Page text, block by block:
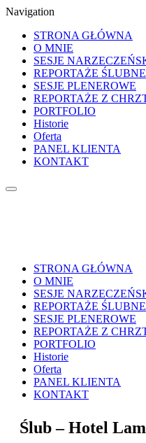
Navigation
STRONA GŁÓWNA
O MNIE
SESJE
REPORTAŻE ŚLUBNE
SESJE PLENEROWE
REPORTAŻE Z
PORTFOLIO
Historie
Oferta
PANEL KLIENTA
KONTAKT
STRONA GŁÓWNA
O MNIE
SESJE
REPORTAŻE ŚLUBNE
SESJE PLENEROWE
REPORTAŻE Z
PORTFOLIO
Historie
Oferta
PANEL KLIENTA
KONTAKT
Ślub – Hotel